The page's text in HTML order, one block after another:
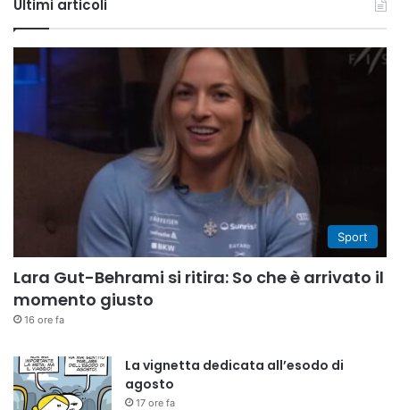
Ultimi articoli
Sport
Lara Gut-Behrami si ritira: So che è arrivato il
momento giusto
16 ore fa
La vignetta dedicata all’esodo di
agosto
17 ore fa